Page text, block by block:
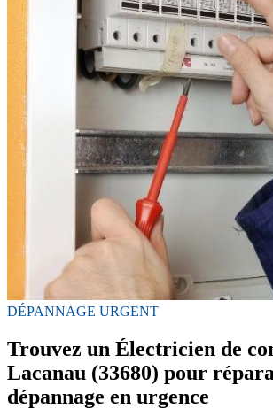
DÉPANNAGE URGENT
Trouvez un Électricien de
Lacanau (33680) pour
dépannage en urgence